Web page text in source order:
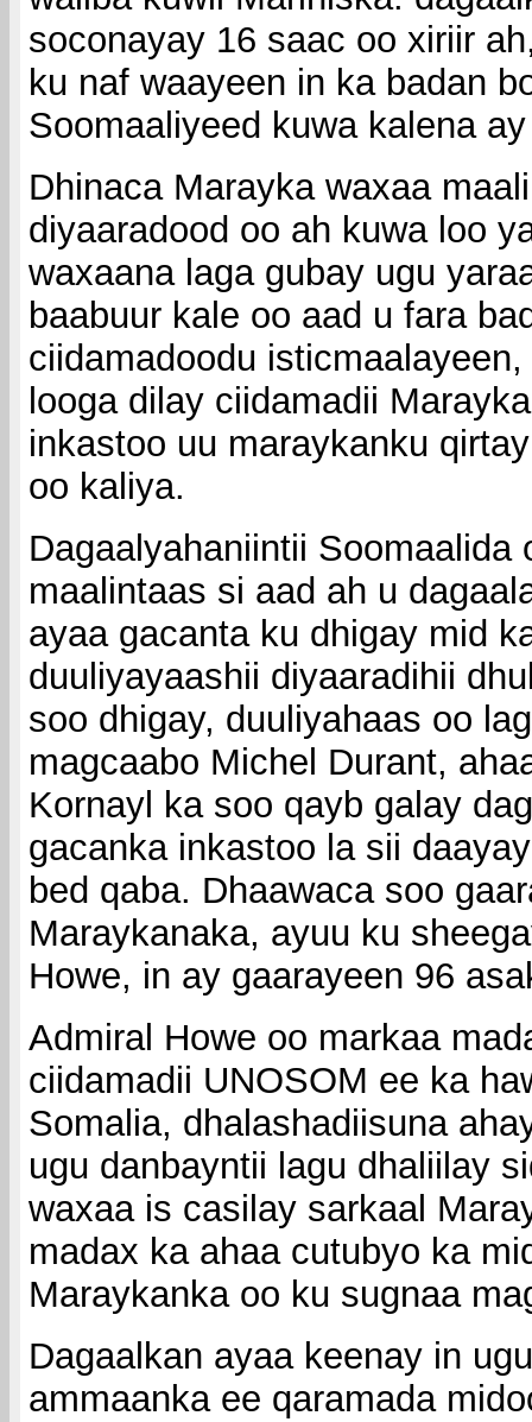
soconayay 16 saac oo xiriir
ku naf waayeen in ka badan
Soomaaliyeed kuwa kalena
Dhinaca Marayka waxaa
diyaaradood oo ah kuwa loo
waxaana laga gubay ugu
baabuur kale oo aad u fara
ciidamadoodu
looga dilay ciidamadii
inkastoo uu maraykanku
oo kaliya.
Dagaalyahaniintii Soomaalida
maalintaas si aad ah u
ayaa gacanta ku dhigay mid
duuliyayaashii diyaaradihii
soo dhigay, duuliyahaas oo
magcaabo Michel Durant,
Kornayl ka soo qayb galay
gacanka inkastoo la sii
bed qaba. Dhaawaca soo
Maraykanaka, ayuu ku
Howe, in ay gaarayeen 96
Admiral Howe oo markaa
ciidamadii UNOSOM ee ka
Somalia, dhalashadiisuna
ugu danbayntii lagu dhaliilay
waxaa is casilay sarkaal
madax ka ahaa cutubyo ka
Maraykanka oo ku sugnaa
Dagaalkan ayaa keenay in
ammaanka ee qaramada